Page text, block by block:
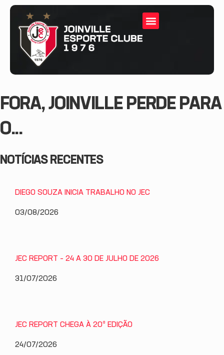
FORA, JOINVILLE PERDE PARA
O...
NOTÍCIAS RECENTES
DIEGO SOUZA INICIA TRABALHO NO JEC
03/08/2026
JEC REPORT – 24 A 30 DE JULHO DE 2026
31/07/2026
JEC REPORT CHEGA À 20ª EDIÇÃO
24/07/2026